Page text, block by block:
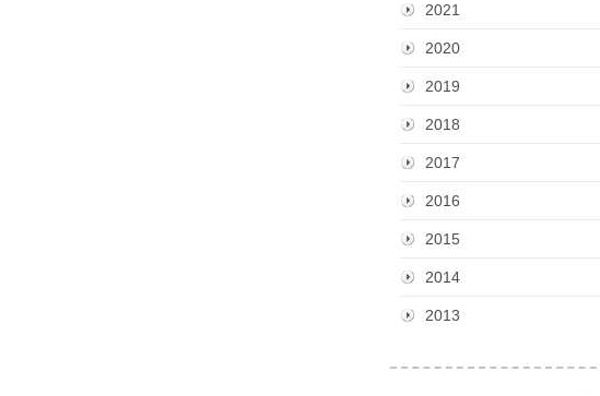
2021
2020
2019
2018
2017
2016
2015
2014
2013